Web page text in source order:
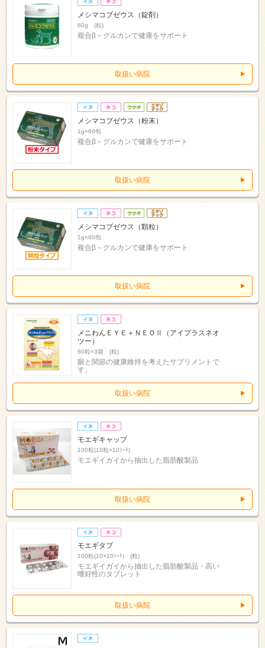
メシマコブゼウス（錠剤）
60g (粒)
複合β－グルカンで健康をサポート
取扱い病院
メシマコブゼウス（粉末）
1g×60包
複合β－グルカンで健康をサポート
取扱い病院
メシマコブゼウス（顆粒）
1g×60包
複合β－グルカンで健康をサポート
取扱い病院
メニわんＥＹＥ＋ＮＥＯⅡ（アイプラスネオ
ツー）
60粒×3袋 (粒)
眼と関節の健康維持を考えたサプリメントで
す。
取扱い病院
モエギキャップ
100粒(10粒×10ｼｰﾄ)
モエギイガイから抽出した脂肪酸製品
取扱い病院
モエギタブ
100粒(10×10ｼｰﾄ) (粒)
モエギイガイから抽出した脂肪酸製品・高い
嗜好性のタブレット
取扱い病院